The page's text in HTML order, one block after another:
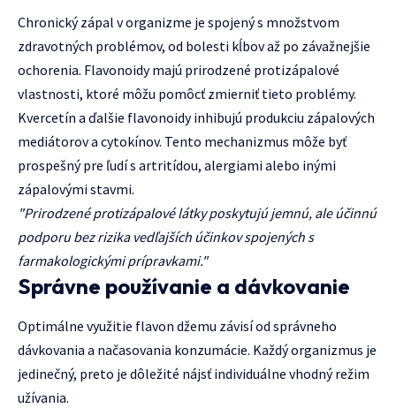
Chronický zápal v organizme je spojený s množstvom
zdravotných problémov, od bolesti kĺbov až po závažnejšie
ochorenia. Flavonoidy majú prirodzené protizápalové
vlastnosti, ktoré môžu pomôcť zmierniť tieto problémy.
Kvercetín a ďalšie flavonoidy inhibujú produkciu zápalových
mediátorov a cytokínov. Tento mechanizmus môže byť
prospešný pre ľudí s artritídou, alergiami alebo inými
zápalovými stavmi.
"Prirodzené protizápalové látky poskytujú jemnú, ale účinnú
podporu bez rizika vedľajších účinkov spojených s
farmakologickými prípravkami."
Správne používanie a dávkovanie
Optimálne využitie flavon džemu závisí od správneho
dávkovania a načasovania konzumácie. Každý organizmus je
jedinečný, preto je dôležité nájsť individuálne vhodný režim
užívania.